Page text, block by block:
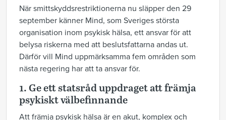
När smittskyddsrestriktionerna nu släpper den 29
september känner Mind, som Sveriges största
organisation inom psykisk hälsa, ett ansvar för att
belysa riskerna med att beslutsfattarna andas ut.
Därför vill Mind uppmärksamma fem områden som
nästa regering har att ta ansvar för.
1. Ge ett statsråd uppdraget att främja
psykiskt välbefinnande
Att främja psykisk hälsa är en akut, komplex och